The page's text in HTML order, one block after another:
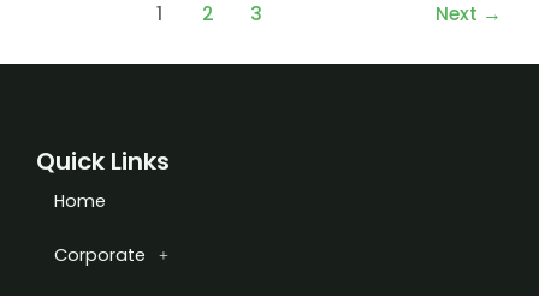
1 2 3 Next →
Quick Links
Home
Corporate